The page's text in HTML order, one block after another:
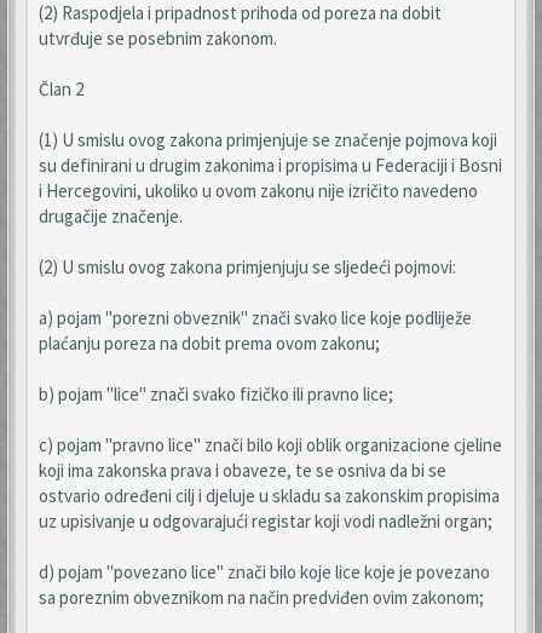
(2) Raspodjela i pripadnost prihoda od poreza na dobit
utvrđuje se posebnim zakonom.
Član 2
(1) U smislu ovog zakona primjenjuje se značenje pojmova koji
su definirani u drugim zakonima i propisima u Federaciji i Bosni
i Hercegovini, ukoliko u ovom zakonu nije izričito navedeno
drugačije značenje.
(2) U smislu ovog zakona primjenjuju se sljedeći pojmovi:
a) pojam "porezni obveznik" znači svako lice koje podliježe
plaćanju poreza na dobit prema ovom zakonu;
b) pojam "lice" znači svako fizičko ili pravno lice;
c) pojam "pravno lice" znači bilo koji oblik organizacione cjeline
koji ima zakonska prava i obaveze, te se osniva da bi se
ostvario određeni cilj i djeluje u skladu sa zakonskim propisima
uz upisivanje u odgovarajući registar koji vodi nadležni organ;
d) pojam "povezano lice" znači bilo koje lice koje je povezano
sa poreznim obveznikom na način predviđen ovim zakonom;